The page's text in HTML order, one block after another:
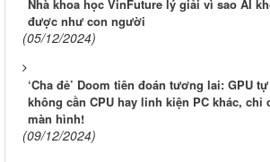
Nhà khoa học VinFuture lý giải vì sao AI
được như con người
(05/12/2024)
‘Cha đẻ’ Doom tiên đoán tương lai: GPU
không cần CPU hay linh kiện PC khác, chỉ
màn hình!
(09/12/2024)